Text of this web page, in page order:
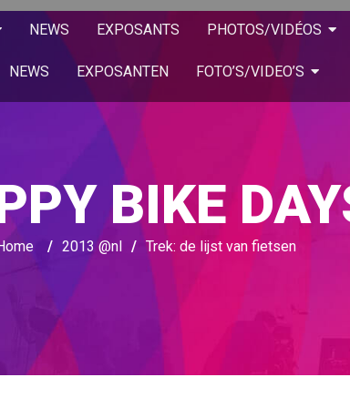
NEWS EXPOSANTS PHOTOS/VIDÉOS
NEWS EXPOSANTEN FOTO’S/VIDEO’S
BIKE
/ 2013 @nl / Trek: de lijst van fietsen